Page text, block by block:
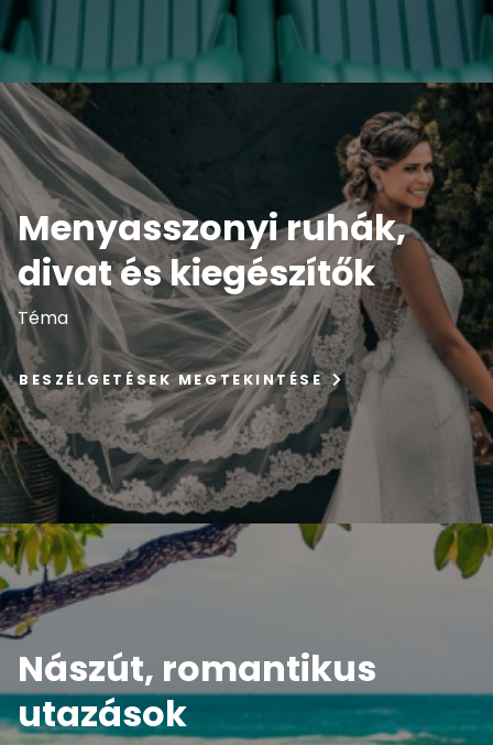
Menyasszonyi ruhák,
divat és kiegészítők
Téma
BESZÉLGETÉSEK MEGTEKINTÉSE
Nászút, romantikus
utazások